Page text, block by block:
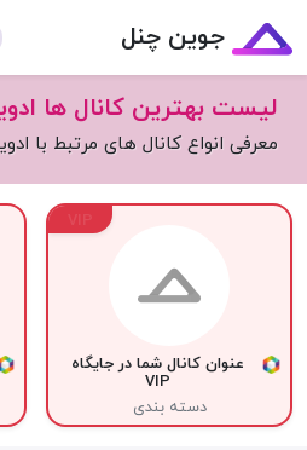
جوین چنل
لیست بهترین کانال ها
معرفی انواع کانال های مرتبط با
عنوان کانال شما در جایگاه
VIP
دسته بندی